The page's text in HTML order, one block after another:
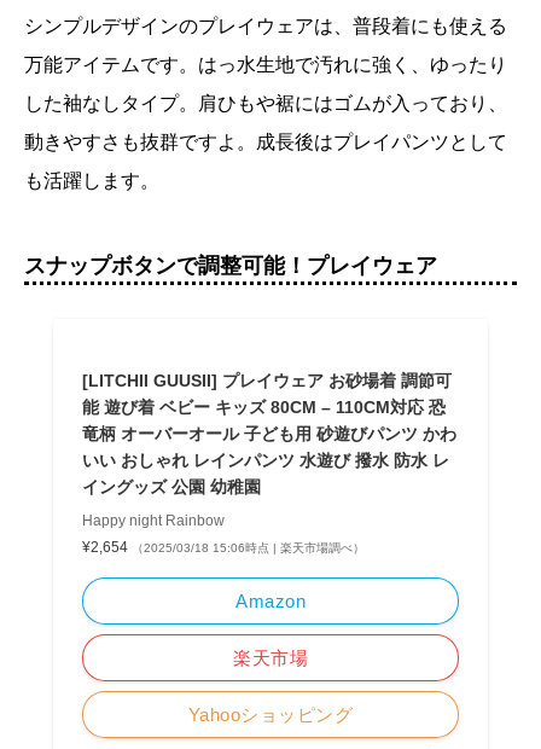
シンプルデザインのプレイウェアは、普段着にも使える
万能アイテムです。はっ水生地で汚れに強く、ゆったり
した袖なしタイプ。肩ひもや裾にはゴムが入っており、
動きやすさも抜群ですよ。成長後はプレイパンツとして
も活躍します。
スナップボタンで調整可能！プレイウェア
[LITCHII GUUSII] プレイウェア お砂場着 調節可
能 遊び着 ベビー キッズ 80CM – 110CM対応 恐
竜柄 オーバーオール 子ども用 砂遊びパンツ かわ
いい おしゃれ レインパンツ 水遊び 撥水 防水 レ
イングッズ 公園 幼稚園
Happy night Rainbow
¥2,654
（2025/03/18 15:06時点 | 楽天市場調べ）
Amazon
楽天市場
Yahooショッピング